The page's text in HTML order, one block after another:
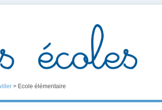
> Ecole élémentaire